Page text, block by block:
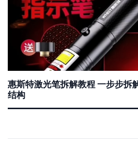
惠斯特激光笔拆解教程 一步步拆
结构